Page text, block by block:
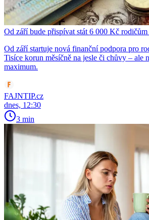
Od září bude přispívat stát 6 000 Kč
Od září startuje nová finanční podpora pro
Tisíce korun měsíčně na jesle či chůvy – ale
maximum.
FAJNTIP.cz
dnes, 12:30
3 min